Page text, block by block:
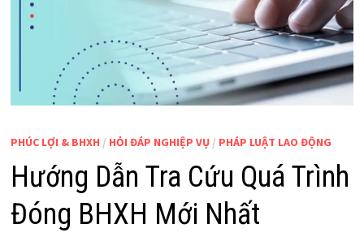
PHÚC LỢI & BHXH / HỎI ĐÁP NGHIỆP VỤ/ PHÁP LUẬT LAO ĐỘNG
Hướng Dẫn Tra Cứu Quá Trình
Đóng BHXH Mới Nhất